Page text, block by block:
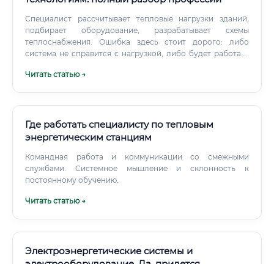
Специалист рассчитывает тепловые нагрузки зданий,
подбирает оборудование, разрабатывает схемы
теплоснабжения. Ошибка здесь стоит дорого: либо
система не справится с нагрузкой, либо будет работать
Читать статью →
Где работать специалисту по тепловым
энергетическим станциям
Командная работа и коммуникации со смежными
службами. Системное мышление и склонность к
постоянному обучению.
Читать статью →
Электроэнергетические системы и